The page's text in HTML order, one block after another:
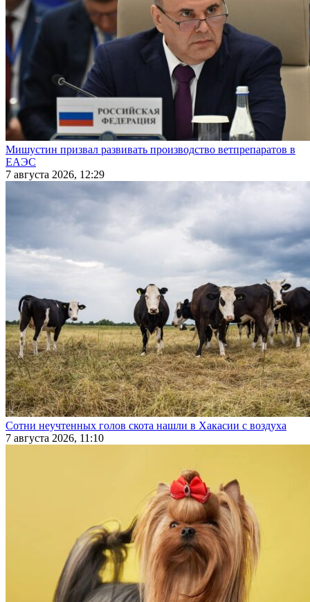
Мишустин призвал развивать производство ветпрепаратов в
ЕАЭС
7 августа 2026, 12:29
Сотни неучтенных голов скота нашли в Хакасии с воздуха
7 августа 2026, 11:10